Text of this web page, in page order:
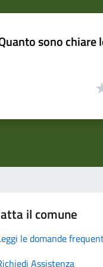
sono chiare
il comune
le domande
Assistenza